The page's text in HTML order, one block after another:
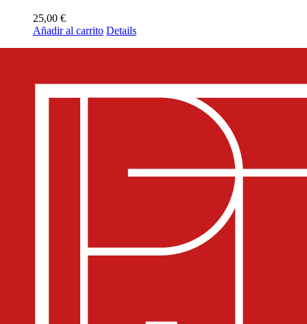
25,00 €
Añadir al carrito Details